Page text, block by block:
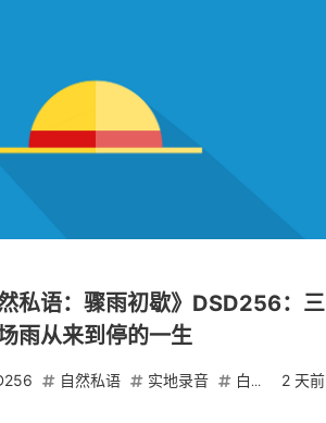
私语：骤雨初歇》DSD256：三
雨从来到停的一生
2 天前
自然私语 实地录音 白噪音